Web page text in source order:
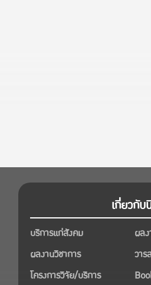
เกี่ยวกั
บริการแก่สังคม
ผล
ผลงานวิชาการ
วา
โครงการวิจัย/บริการ